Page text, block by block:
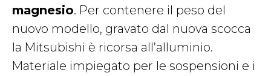
magnesio. Per contenere il peso del
nuovo modello, gravato dal nuova scocca
la Mitsubishi è ricorsa all’alluminio.
Materiale impiegato per le sospensioni e i